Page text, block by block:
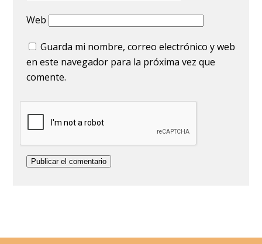
Web
Guarda mi nombre, correo electrónico y web
en este navegador para la próxima vez que
comente.